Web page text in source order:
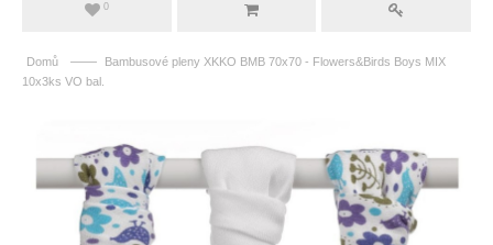
0
Domů ——
Bambusové pleny XKKO BMB 70x70 - Flowers&Birds Boys MIX
10x3ks VO bal.